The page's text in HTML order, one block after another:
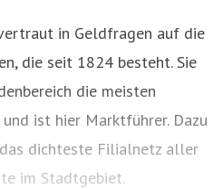
in Geldfragen auf die
die seit 1824 besteht. Sie
die meisten
ist hier Marktführer. Dazu
dichteste Filialnetz aller
im Stadtgebiet.